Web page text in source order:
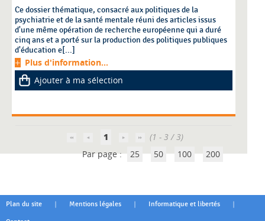
Ce dossier thématique, consacré aux politiques de la
psychiatrie et de la santé mentale réuni des articles issus
d'une même opération de recherche européenne qui a duré
cinq ans et a porté sur la production des politiques publiques
d'éducation e[...]
Plus d'information...
Ajouter à ma sélection
1
(1 - 3 / 3)
Par page : 25 50 100 200
Plan du site | Mentions légales | Informatique et libertés |